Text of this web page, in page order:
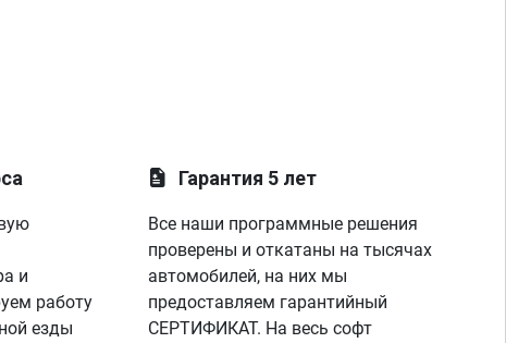
и
работу
езды
Гарантия 5 лет
Все наши программные решения
проверены и откатаны на тысячах
автомобилей, на них мы
предоставляем гарантийный
СЕРТИФИКАТ. На весь софт